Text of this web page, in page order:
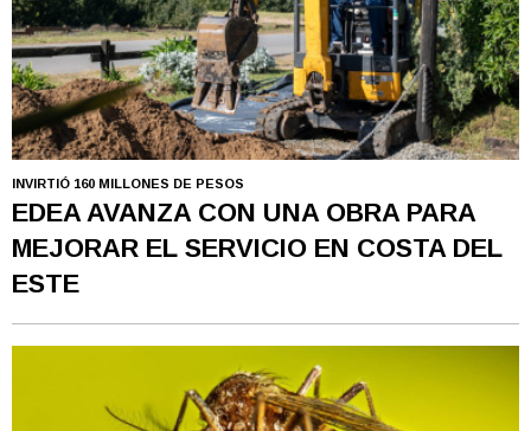
INVIRTIÓ 160 MILLONES DE PESOS
EDEA AVANZA CON UNA OBRA PARA
MEJORAR EL SERVICIO EN COSTA DEL
ESTE